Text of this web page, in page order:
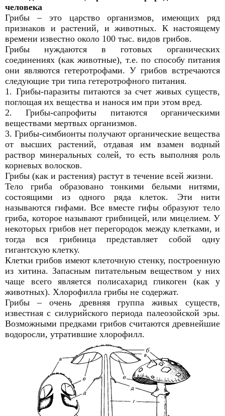
человека
Грибы – это царство организмов, имеющих ряд
признаков и растений, и животных. К настоящему
времени известно около 100 тыс. видов грибов.
Грибы нуждаются в готовых органических
соединениях (как животные), т.е. по способу питания
они являются гетеротрофами. У грибов встречаются
следующие три типа гетеротрофного питания.
1. Грибы-паразиты питаются за счет живых существ,
поглощая их вещества и нанося им при этом вред.
2. Грибы-сапрофиты питаются органическими
веществами мертвых организмов.
3. Грибы-симбионты получают органические вещества
от высших растений, отдавая им взамен водный
раствор минеральных солей, то есть выполняя роль
корневых волосков.
Грибы (как и растения) растут в течение всей жизни.
Тело гриба образовано тонкими белыми нитями,
состоящими из одного ряда клеток. Эти нити
называются гифами. Все вместе гифы образуют тело
гриба, которое называют грибницей, или мицелием. У
некоторых грибов нет перегородок между клетками, и
тогда вся грибница представляет собой одну
гигантскую клетку.
Клетки грибов имеют клеточную стенку, построенную
из хитина. Запасным питательным веществом у них
чаще всего является полисахарид гликоген (как у
животных). Хлорофилла грибы не содержат.
Грибы – очень древняя группа живых существ,
известная с силурийского периода палеозойской эры.
Возможными предками грибов считаются древнейшие
водоросли, утратившие хлорофилл.